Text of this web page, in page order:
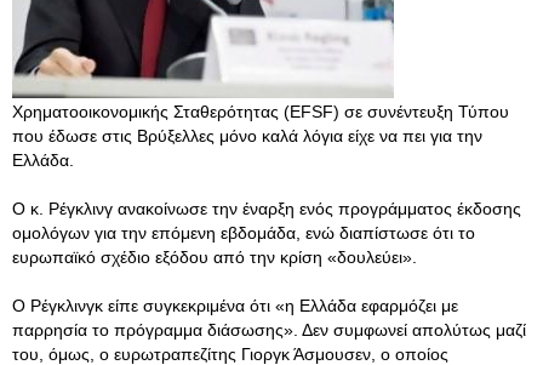
Χρηματοοικονομικής Σταθερότητας (EFSF) σε συνέντευξη Τύπου
που έδωσε στις Βρύξελλες μόνο καλά λόγια είχε να πει για την
Ελλάδα.
Ο κ. Ρέγκλινγ ανακοίνωσε την έναρξη ενός προγράμματος έκδοσης
ομολόγων για την επόμενη εβδομάδα, ενώ διαπίστωσε ότι το
ευρωπαϊκό σχέδιο εξόδου από την κρίση «δουλεύει».
Ο Ρέγκλινγκ είπε συγκεκριμένα ότι «η Ελλάδα εφαρμόζει με
παρρησία το πρόγραμμα διάσωσης». Δεν συμφωνεί απολύτως μαζί
του, όμως, ο ευρωτραπεζίτης Γιοργκ Άσμουσεν, ο οποίος